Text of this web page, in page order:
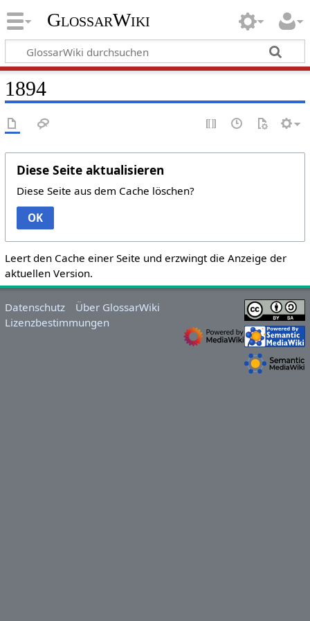
GlossarWiki
1894
Diese Seite aktualisieren
Diese Seite aus dem Cache löschen?
OK
Leert den Cache einer Seite und erzwingt die Anzeige der
aktuellen Version.
Datenschutz
Über GlossarWiki
Lizenzbestimmungen